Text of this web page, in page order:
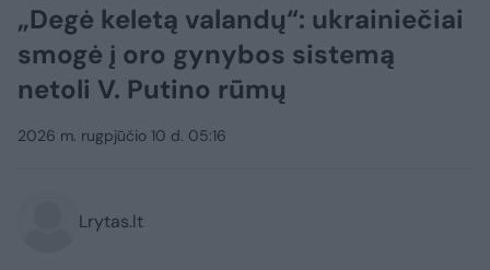
„Degė keletą valandų“: ukrainiečiai
smogė į oro gynybos sistemą
netoli V. Putino rūmų
2026 m. rugpjūčio 10 d. 05:16
Lrytas.lt